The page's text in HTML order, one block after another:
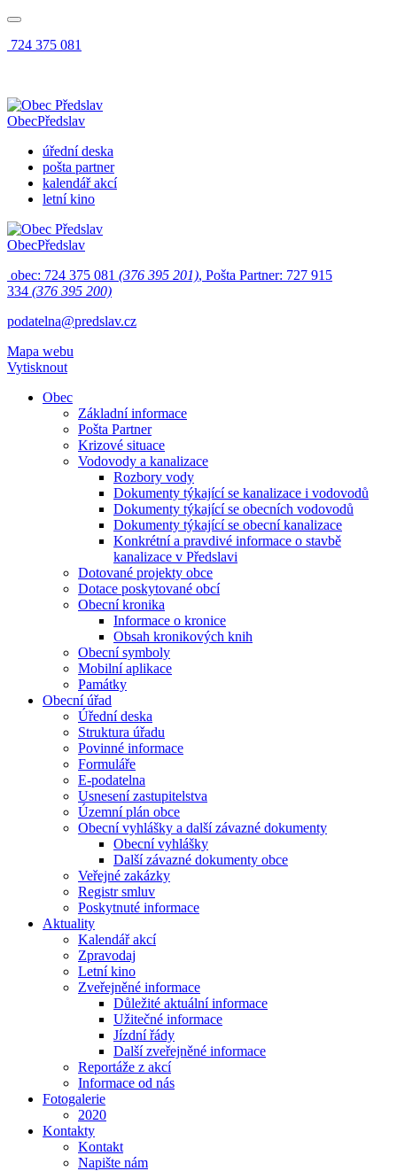
724 375 081
ObecPředslav
úřední deska
pošta partner
kalendář akcí
letní kino
ObecPředslav
obec: 724 375 081 (376 395 201), Pošta Partner: 727 915
334 (376 395 200)
podatelna@predslav.cz
Mapa webu
Vytisknout
Obec
Základní informace
Pošta Partner
Krizové situace
Vodovody a kanalizace
Rozbory vody
Dokumenty týkající se kanalizace i vodovodů
Dokumenty týkající se obecních vodovodů
Dokumenty týkající se obecní kanalizace
Konkrétní a pravdivé informace o stavbě
kanalizace v Předslavi
Dotované projekty obce
Dotace poskytované obcí
Obecní kronika
Informace o kronice
Obsah kronikových knih
Obecní symboly
Mobilní aplikace
Památky
Obecní úřad
Úřední deska
Struktura úřadu
Povinné informace
Formuláře
E-podatelna
Usnesení zastupitelstva
Územní plán obce
Obecní vyhlášky a další závazné dokumenty
Obecní vyhlášky
Další závazné dokumenty obce
Veřejné zakázky
Registr smluv
Poskytnuté informace
Aktuality
Kalendář akcí
Zpravodaj
Letní kino
Zveřejněné informace
Důležité aktuální informace
Užitečné informace
Jízdní řády
Další zveřejněné informace
Reportáže z akcí
Informace od nás
Fotogalerie
2020
Kontakty
Kontakt
Napište nám